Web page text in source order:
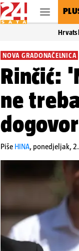
NOVA GRADONAČELNICA
Rinčić:
ne
Piše HINA, ponedjeljak,